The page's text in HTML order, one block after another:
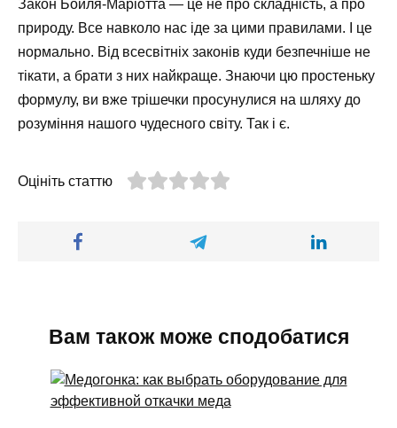
Закон Бойля-Маріотта — це не про складність, а про
природу. Все навколо нас іде за цими правилами. І це
нормально. Від всесвітніх законів куди безпечніше не
тікати, а брати з них найкраще. Знаючи цю простеньку
формулу, ви вже трішечки просунулися на шляху до
розуміння нашого чудесного світу. Так і є.
Оцініть статтю
Вам також може сподобатися